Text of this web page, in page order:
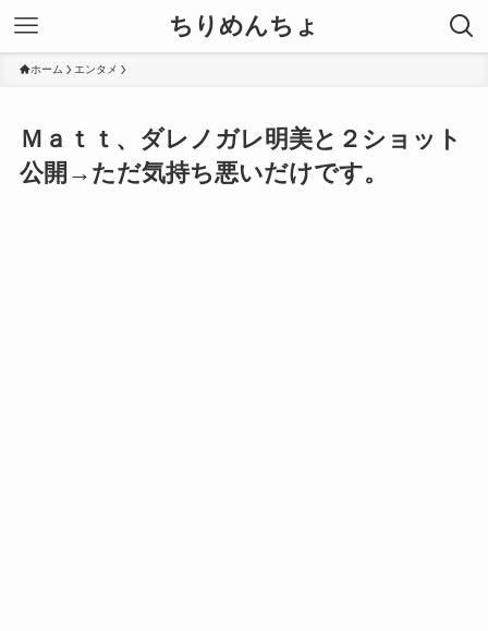
ちりめんちょ
ホーム エンタメ
Ｍａｔｔ、ダレノガレ明美と２ショット
公開→ただ気持ち悪いだけです。